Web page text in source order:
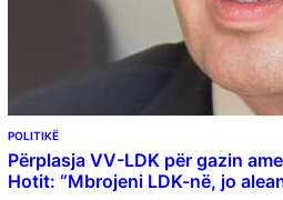
POLITIKË
Përplasja VV-LDK për gazin
Hotit: “Mbrojeni LDK-në, jo